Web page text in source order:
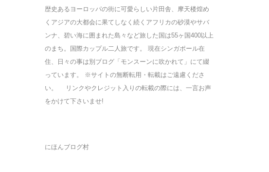
歴史あるヨーロッパの街に可愛らしい片田舎、摩天楼煌め
くアジアの大都会に果てしなく続くアフリカの砂漠やサバ
ンナ、碧い海に囲まれた島々など旅した国は55ヶ国400以上
のまち。国際カップル二人旅です。 現在シンガポール在
住、日々の事は別ブログ「モンスーンに吹かれて」にて綴
っています。 ※サイトの無断転用・転載はご遠慮くださ
い。 リンクやクレジット入りの転載の際には、一言お声
をかけて下さいませ!
にほんブログ村